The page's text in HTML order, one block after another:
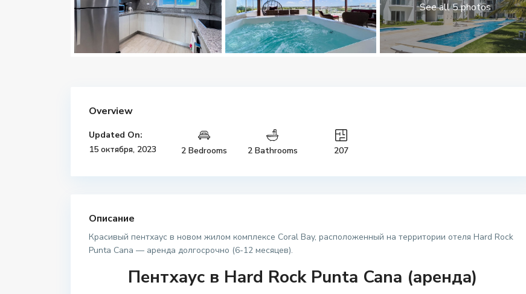
See all 5 photos
Overview
Updated On:
15 октября, 2023
2 Bedrooms 2 Bathrooms 207
Описание
Красивый пентхаус в новом жилом комплексе Coral Bay, расположенный на территории отеля Hard Rock
Punta Cana — аренда долгосрочно (6-12 месяцев).
Пентхаус в Hard Rock Punta Cana (аренда)